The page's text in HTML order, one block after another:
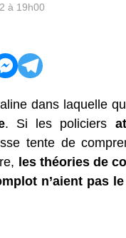
à 19h00
dans laquelle
. Si les policiers
tente de
les théories de
n’aient pas